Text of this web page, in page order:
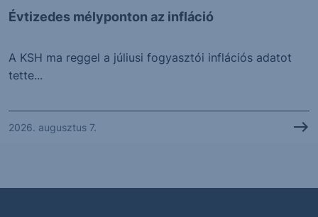
Évtizedes mélyponton az infláció
A KSH ma reggel a júliusi fogyasztói inflációs adatot
tette...
2026. augusztus 7.